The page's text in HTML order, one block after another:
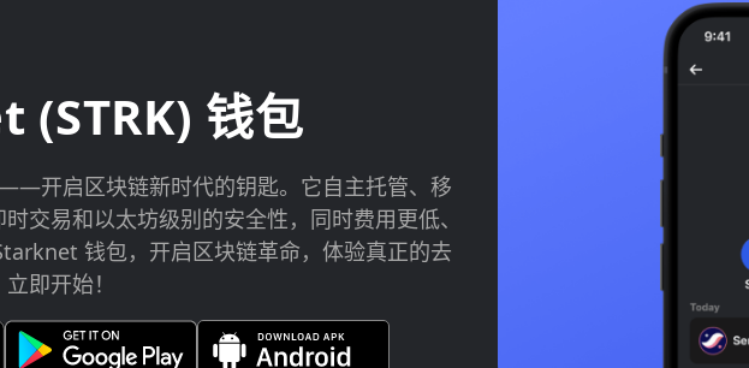
(STRK) 钱包
开启区块链新时代的钥匙。它自主托管、移
交易和以太坊级别的安全性，同时费用更低、
钱包，开启区块链革命，体验真正的去
即开始！